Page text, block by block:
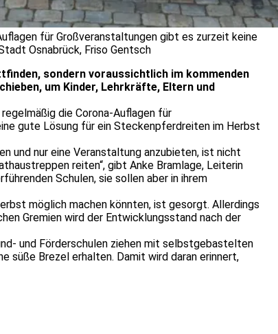
für Großveranstaltungen gibt es zurzeit keine
Osnabrück, Friso Gentsch
sondern voraussichtlich im kommenden
um Kinder, Lehrkräfte, Eltern und
die Corona-Auflagen für
gute Lösung für ein Steckenpferdreiten im Herbst
und nur eine Veranstaltung anzubieten, ist nicht
reiten“, gibt Anke Bramlage, Leiterin
Schulen, sie sollen aber in ihrem
möglich machen könnten, ist gesorgt. Allerdings
Gremien wird der Entwicklungsstand nach der
und Förderschulen ziehen mit selbstgebastelten
süße Brezel erhalten. Damit wird daran erinnert,